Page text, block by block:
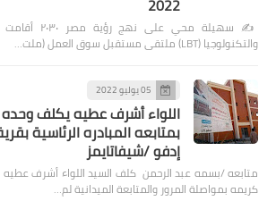
✍️ سهيلة محي
والتكنولوجيا (LBT) ملتقى مستقبل سوق العمل (ملت…
05 يوليو 2022
اللواء أشرف عطيه يكلف
بمتابعه المبادره الرئاسية
إدفو /شيفاتايمز
متابعه /بسمه عبد الرحمن كلف السيد اللواء أشرف
كريمه بمواصلة المرور والمتابعة الميدانية لم…